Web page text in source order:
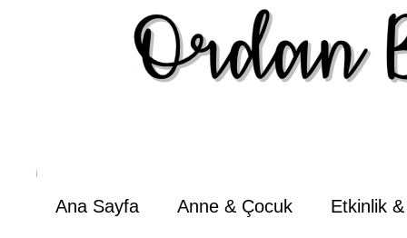
Ana Sayfa Anne & Çocuk Etkinlik